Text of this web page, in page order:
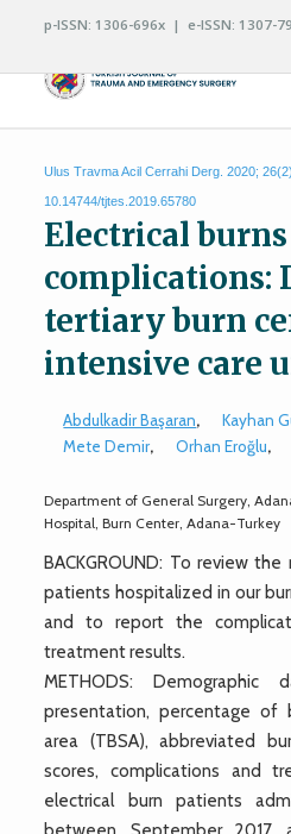
p-ISSN: 1306-696x | e-ISSN: 1307-
Ulus Travma Acil Cerrahi Derg. 2020;
10.14744/tjtes.2019.65780
Electrical
complications:
tertiary burn
intensive care
Abdulkadir Başaran, Kayhan
Mete Demir, Orhan Eroğlu,
Department of General Surgery,
Hospital, Burn Center, Adana-Turkey
BACKGROUND: To review
patients hospitalized in our
and to report the
treatment results.
METHODS: Demographic
presentation, percentage of
area (TBSA), abbreviated
scores, complications and
electrical burn patients